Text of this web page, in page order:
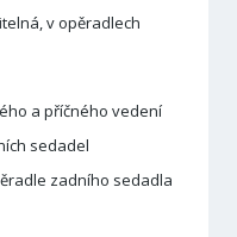
v opěradlech
a příčného vedení
sedadel
zadního sedadla